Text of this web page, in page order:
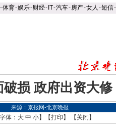
-体育-娱乐-财经- IT-汽车-房产-女人 -短信-
损 政府出资大修
来源：京报网-北京晚报
体： 大 中 小】【打印 】 【 关闭 】